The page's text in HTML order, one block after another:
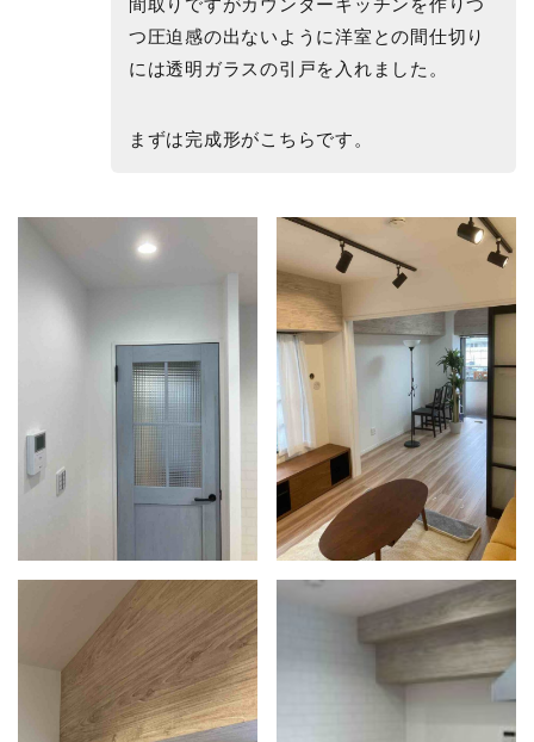
間取りですがカウンターキッチンを作りつ
つ圧迫感の出ないように洋室との間仕切り
には透明ガラスの引戸を入れました。
まずは完成形がこちらです。